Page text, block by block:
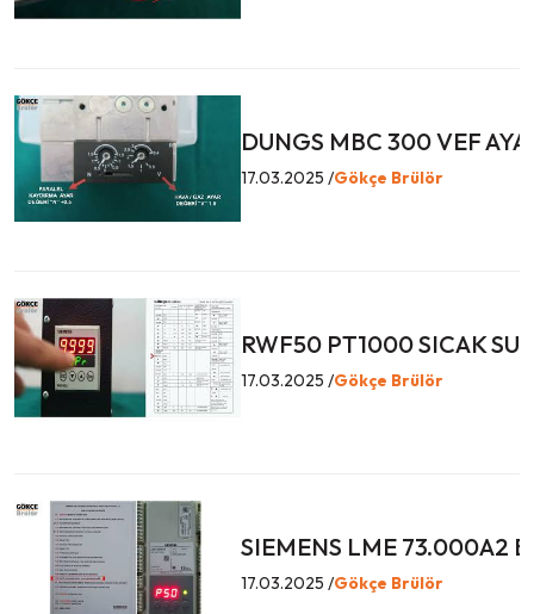
DUNGS MBC 300 VEF
17.03.2025 /Gökçe Brülör
RWF50 PT1000 SICAK SU
17.03.2025 /Gökçe Brülör
SIEMENS LME 73.000A2
17.03.2025 /Gökçe Brülör